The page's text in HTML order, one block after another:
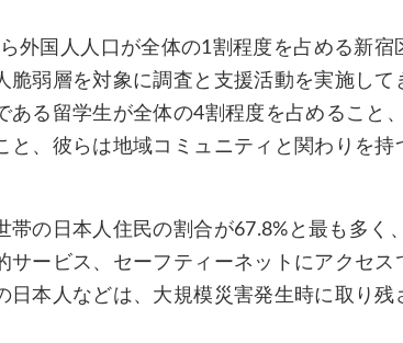
外国人人口が全体の1割程度を占める新宿
脆弱層を対象に調査と支援活動を実施し
ある留学生が全体の4割程度を占めること
と、彼らは地域コミュニティと関わりを
帯の日本人住民の割合が67.8%と最も多く
サービス、セーフティーネットにアクセ
日本人などは、大規模災害発生時に取り残